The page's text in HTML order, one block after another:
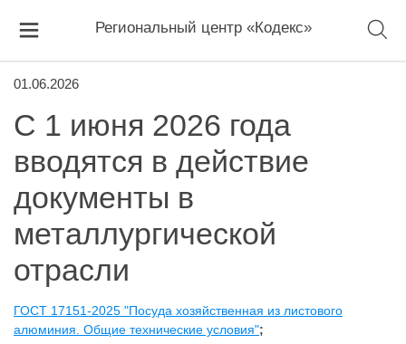
Региональный центр «Кодекс»
01.06.2026
С 1 июня 2026 года
вводятся в действие
документы в
металлургической
отрасли
ГОСТ 17151-2025 "Посуда хозяйственная из листового
алюминия. Общие технические условия";